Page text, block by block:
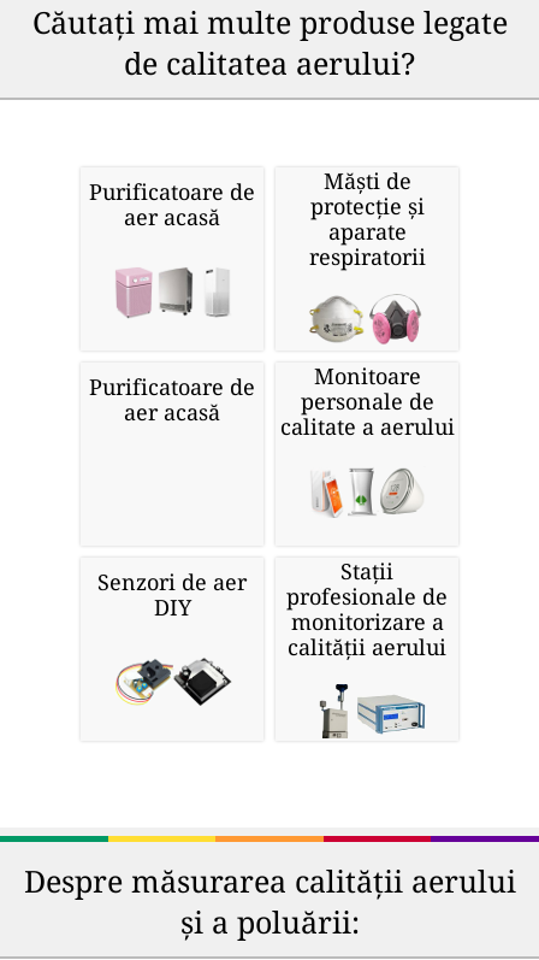
Căutați mai multe produse legate
de calitatea aerului?
Purificatoare de
aer acasă
Măști de
protecție și
aparate
respiratorii
Purificatoare de
aer acasă
Monitoare
personale de
calitate a aerului
Senzori de aer
DIY
Stații
profesionale de
monitorizare a
calității aerului
Despre măsurarea calității aerului
și a poluării: